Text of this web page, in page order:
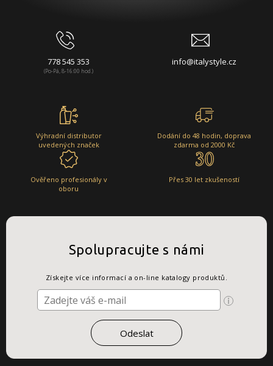
778 545 353
(Po-Pá, 8-16:00 hod.)
info@italystyle.cz
Výhradní distributor
uvedených značek
Dodání do 48 hodin, doprava
zdarma od 2000 Kč
Ověřeno profesionály v
oboru
Přes 30 let zkušeností
Spolupracujte s námi
Získejte více informací a on-line katalogy produktů.